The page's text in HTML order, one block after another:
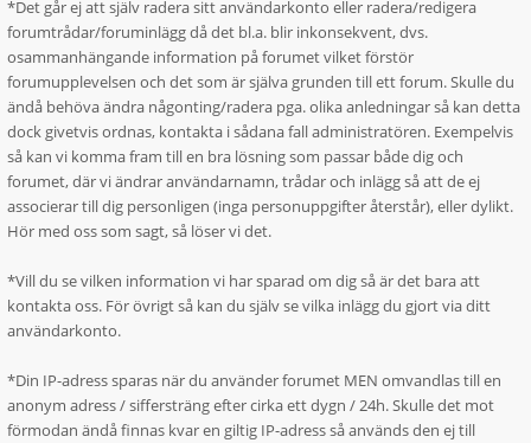
*Det går ej att själv radera sitt användarkonto eller radera/redigera
forumtrådar/foruminlägg då det bl.a. blir inkonsekvent, dvs.
osammanhängande information på forumet vilket förstör
forumupplevelsen och det som är själva grunden till ett forum. Skulle du
ändå behöva ändra någonting/radera pga. olika anledningar så kan detta
dock givetvis ordnas, kontakta i sådana fall administratören. Exempelvis
så kan vi komma fram till en bra lösning som passar både dig och
forumet, där vi ändrar användarnamn, trådar och inlägg så att de ej
associerar till dig personligen (inga personuppgifter återstår), eller dylikt.
Hör med oss som sagt, så löser vi det.
*Vill du se vilken information vi har sparad om dig så är det bara att
kontakta oss. För övrigt så kan du själv se vilka inlägg du gjort via ditt
användarkonto.
*Din IP-adress sparas när du använder forumet MEN omvandlas till en
anonym adress / siffersträng efter cirka ett dygn / 24h. Skulle det mot
förmodan ändå finnas kvar en giltig IP-adress så används den ej till